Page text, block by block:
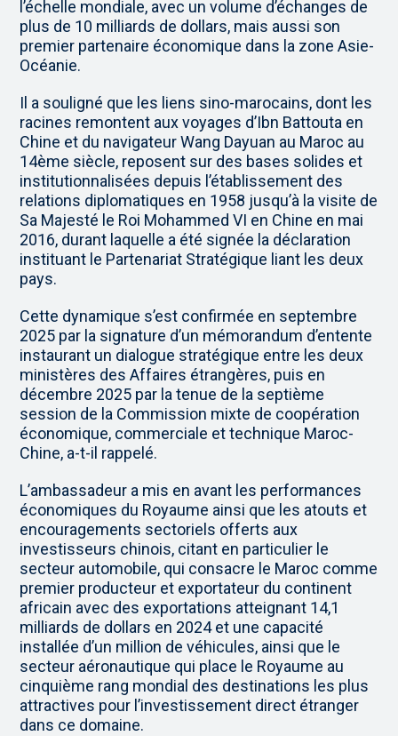
l’échelle mondiale, avec un volume d’échanges de
plus de 10 milliards de dollars, mais aussi son
premier partenaire économique dans la zone Asie-
Océanie.
Il a souligné que les liens sino-marocains, dont les
racines remontent aux voyages d’Ibn Battouta en
Chine et du navigateur Wang Dayuan au Maroc au
14ème siècle, reposent sur des bases solides et
institutionnalisées depuis l’établissement des
relations diplomatiques en 1958 jusqu’à la visite de
Sa Majesté le Roi Mohammed VI en Chine en mai
2016, durant laquelle a été signée la déclaration
instituant le Partenariat Stratégique liant les deux
pays.
Cette dynamique s’est confirmée en septembre
2025 par la signature d’un mémorandum d’entente
instaurant un dialogue stratégique entre les deux
ministères des Affaires étrangères, puis en
décembre 2025 par la tenue de la septième
session de la Commission mixte de coopération
économique, commerciale et technique Maroc-
Chine, a-t-il rappelé.
L’ambassadeur a mis en avant les performances
économiques du Royaume ainsi que les atouts et
encouragements sectoriels offerts aux
investisseurs chinois, citant en particulier le
secteur automobile, qui consacre le Maroc comme
premier producteur et exportateur du continent
africain avec des exportations atteignant 14,1
milliards de dollars en 2024 et une capacité
installée d’un million de véhicules, ainsi que le
secteur aéronautique qui place le Royaume au
cinquième rang mondial des destinations les plus
attractives pour l’investissement direct étranger
dans ce domaine.